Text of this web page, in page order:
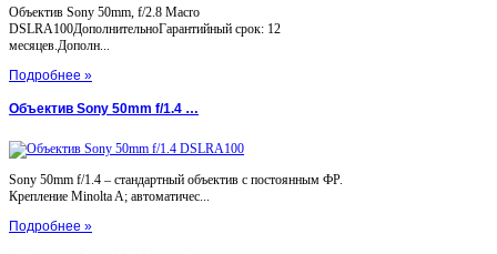
Объектив Sony 50mm, f/2.8 Macro
DSLRA100ДополнительноГарантийный срок: 12
месяцев.Дополн...
Подробнее »
Объектив Sony 50mm f/1.4 …
Sony 50mm f/1.4 – стандартный объектив с постоянным ФР.
Крепление Minolta A; автоматичес...
Подробнее »